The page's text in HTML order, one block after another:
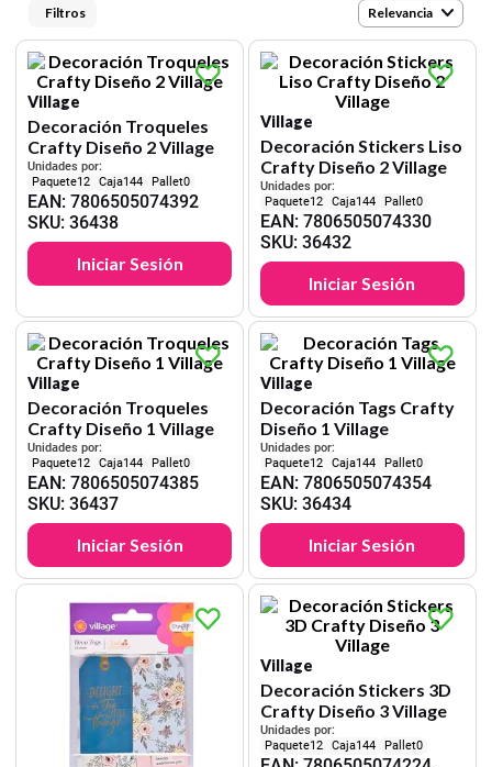
10. lapiz
Relevancia
Village
Decoración Troqueles
Crafty Diseño 2 Village
Unidades por:
12
144 0
EAN:7806505074392
SKU:36438
Iniciar Sesión
Village
Decoración Stickers Liso
Crafty Diseño 2 Village
Unidades por:
12
144 0
EAN: 7806505074330
SKU: 36432
Iniciar Sesión
Village
Decoración Troqueles
Crafty Diseño 1 Village
Unidades por:
12
144 0
EAN:7806505074385
SKU:36437
Iniciar Sesión
Village
Decoración Tags Crafty
Diseño 1 Village
Unidades por:
12
144 0
EAN: 7806505074354
SKU: 36434
Iniciar Sesión
Village
Decoración Stickers 3D
Crafty Diseño 3 Village
Unidades por:
12
144 0